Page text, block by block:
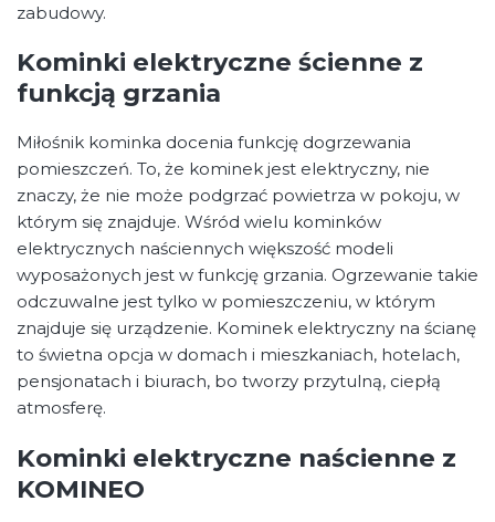
zabudowy.
Kominki elektryczne ścienne z
funkcją grzania
Miłośnik kominka docenia funkcję dogrzewania
pomieszczeń. To, że kominek jest elektryczny, nie
znaczy, że nie może podgrzać powietrza w pokoju, w
którym się znajduje. Wśród wielu kominków
elektrycznych naściennych większość modeli
wyposażonych jest w funkcję grzania. Ogrzewanie takie
odczuwalne jest tylko w pomieszczeniu, w którym
znajduje się urządzenie. Kominek elektryczny na ścianę
to świetna opcja w domach i mieszkaniach, hotelach,
pensjonatach i biurach, bo tworzy przytulną, ciepłą
atmosferę.
Kominki elektryczne naścienne z
KOMINEO